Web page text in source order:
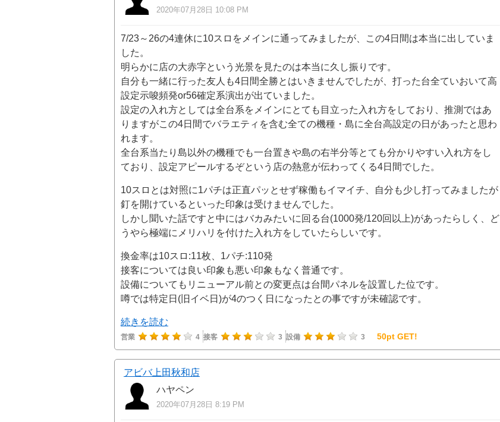
2020年07月28日 10:08 PM
7/23～26の4連休に10スロをメインに通ってみましたが、この4日間は本当に出していま
した。
明らかに店の大赤字という光景を見たのは本当に久し振りです。
自分も一緒に行った友人も4日間全勝とはいきませんでしたが、打った台全ていおいて高
設定示唆頻発or56確定系演出が出ていました。
設定の入れ方としては全台系をメインにとても目立った入れ方をしており、推測ではあ
りますがこの4日間でバラエティを含む全ての機種・島に全台高設定の日があったと思わ
れます。
全台系当たり島以外の機種でも一台置きや島の右半分等とても分かりやすい入れ方をし
ており、設定アピールするぞという店の熱意が伝わってくる4日間でした。
10スロとは対照に1パチは正直パッとせず稼働もイマイチ、自分も少し打ってみましたが
釘を開けているといった印象は受けませんでした。
しかし聞いた話ですと中にはバカみたいに回る台(1000発/120回以上)があったらしく、ど
うやら極端にメリハリを付けた入れ方をしていたらしいです。
換金率は10スロ:11枚、1パチ:110発
接客については良い印象も悪い印象もなく普通です。
設備についてもリニューアル前との変更点は台間パネルを設置した位です。
噂では特定日(旧イベ日)が4のつく日になったとの事ですが未確認です。
続きを読む
営業 4 接客 3 設備 3 50pt GET!
アビバ上田秋和店
ハヤペン
2020年07月28日 8:19 PM